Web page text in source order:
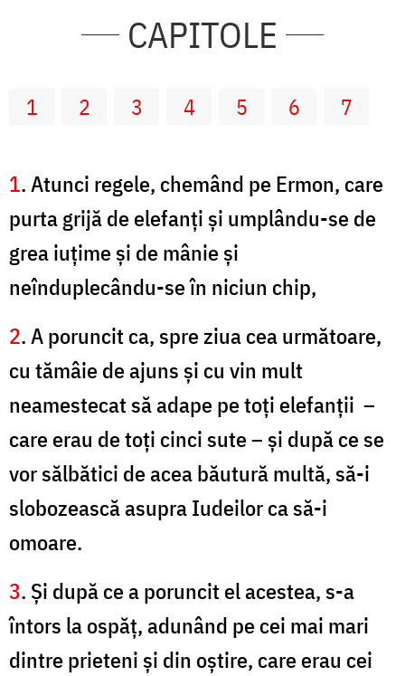
CAPITOLE
1 2 3 4 5 6 7
1. Atunci regele, chemând pe Ermon, care
purta grijă de elefanţi şi umplându-se de
grea iuţime şi de mânie şi
neînduplecându-se în niciun chip,
2. A poruncit ca, spre ziua cea următoare,
cu tămâie de ajuns şi cu vin mult
neamestecat să adape pe toţi elefanţii –
care erau de toţi cinci sute – şi după ce se
vor sălbătici de acea băutură multă, să-i
slobozească asupra Iudeilor ca să-i
omoare.
3. Şi după ce a poruncit el acestea, s-a
întors la ospăţ, adunând pe cei mai mari
dintre prieteni şi din oştire, care erau cei